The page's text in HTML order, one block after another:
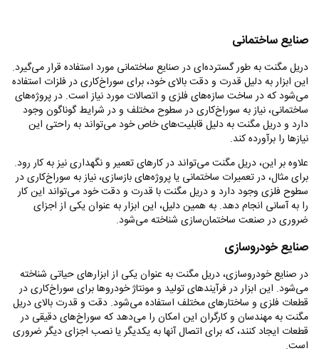
صنایع ساختمانی
دریل مگنت به طور گسترده‌ای در صنایع ساختمانی مورد استفاده قرار می‌گیرد.
این ابزار به دلیل قدرت و دقت بالای خود، برای سوراخ‌کاری در فلزات استفاده
می‌شود که در ساخت سازه‌های فلزی و اتصالات مورد نیاز است. در پروژه‌های
ساختمانی، نیاز به سوراخ‌کاری در سطوح مختلف و در شرایط گوناگون وجود
دارد و دریل مگنت به دلیل قابلیت‌های خاص خود می‌تواند به راحتی این
نیازها را برآورده کند.
علاوه بر این، دریل مگنت می‌تواند در کارهای تعمیر و نگهداری نیز به کار رود.
برای مثال، در تعمیرات ساختمانی یا پروژه‌های بازسازی، نیاز به سوراخ‌کاری در
سطوح فلزی وجود دارد و دریل مگنت با قدرت و دقت خود می‌تواند این کار
را به آسانی انجام دهد. به همین دلیل، این ابزار به عنوان یکی از اجزای
ضروری در صنعت ساختمان‌سازی شناخته می‌شود.
صنایع خودروسازی
در صنایع خودروسازی، دریل مگنت به عنوان یکی از ابزارهای حیاتی شناخته
می‌شود. این ابزار در فرآیندهای تولید و مونتاژ خودروها برای سوراخ‌کاری در
قطعات فلزی و ساختارهای مختلف استفاده می‌شود. دقت و قدرت بالای دریل
مگنت به مهندسان و کارگران این امکان را می‌دهد که سوراخ‌های دقیقی در
قطعات ایجاد کنند، که برای اتصال آنها به یکدیگر یا نصب اجزای دیگر ضروری
است.